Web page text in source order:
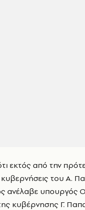
εκτός από την
κυβερνήσεις του Α.
ανέλαβε υπουργός
κυβέρνησης Γ.